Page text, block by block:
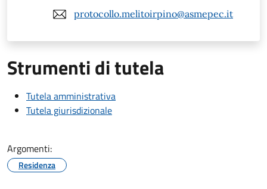
protocollo.melitoirpino@asmepec.it
Strumenti di tutela
Tutela amministrativa
Tutela giurisdizionale
Argomenti:
Residenza